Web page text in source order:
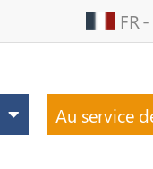
FR
Au service